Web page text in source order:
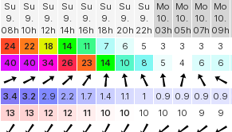
Su
9.
08h
Su
9.
10h
Su
9.
12h
Su
9.
14h
Su
9.
16h
Su
9.
18h
Su
9.
20h
Su
9.
22h
Mo
10.
03h
Mo
10.
05h
Mo
10.
07h
Mo
10.
09h
24
22 18 14 11 7 6 5 3 3 3 3
40
40 34 26 23 14 10 8 5 4 6 6
3.4 3.2 2.9 2.2 1.7 1.4 1.1 1 0.9 0.9 0.9 0.9
13
13 12 12 11 10 10 10 10 10 9 9